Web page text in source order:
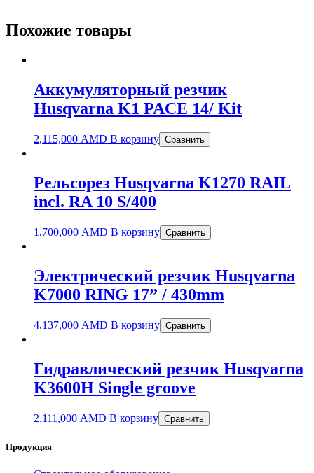
Похожие товары
Аккумуляторный резчик
Husqvarna K1 PACE 14/ Kit
2,115,000 AMD В корзину Сравнить
Рельсорез Husqvarna K1270 RAIL
incl. RA 10 S/400
1,700,000 AMD В корзину Сравнить
Электрический резчик Husqvarna
K7000 RING 17” / 430mm
4,137,000 AMD В корзину Сравнить
Гидравлический резчик Husqvarna
K3600H Single groove
2,111,000 AMD В корзину Сравнить
Продукция